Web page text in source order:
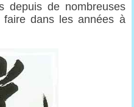
depuis de nombreuses
dans les années à